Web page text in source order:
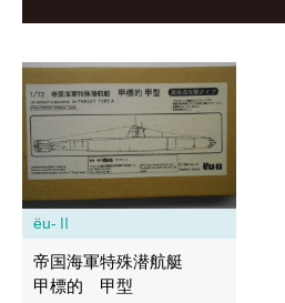
ëu-Ⅱ
帝国海軍特殊潜航艇
甲標的 甲型